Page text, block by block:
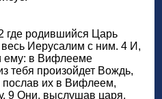
где родившийся Царь
Иерусалим с ним. 4 И,
ему: в Вифлееме
тебя произойдет Вождь,
послав их в Вифлеем,
9 Они, выслушав царя,